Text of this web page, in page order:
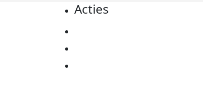
Acties